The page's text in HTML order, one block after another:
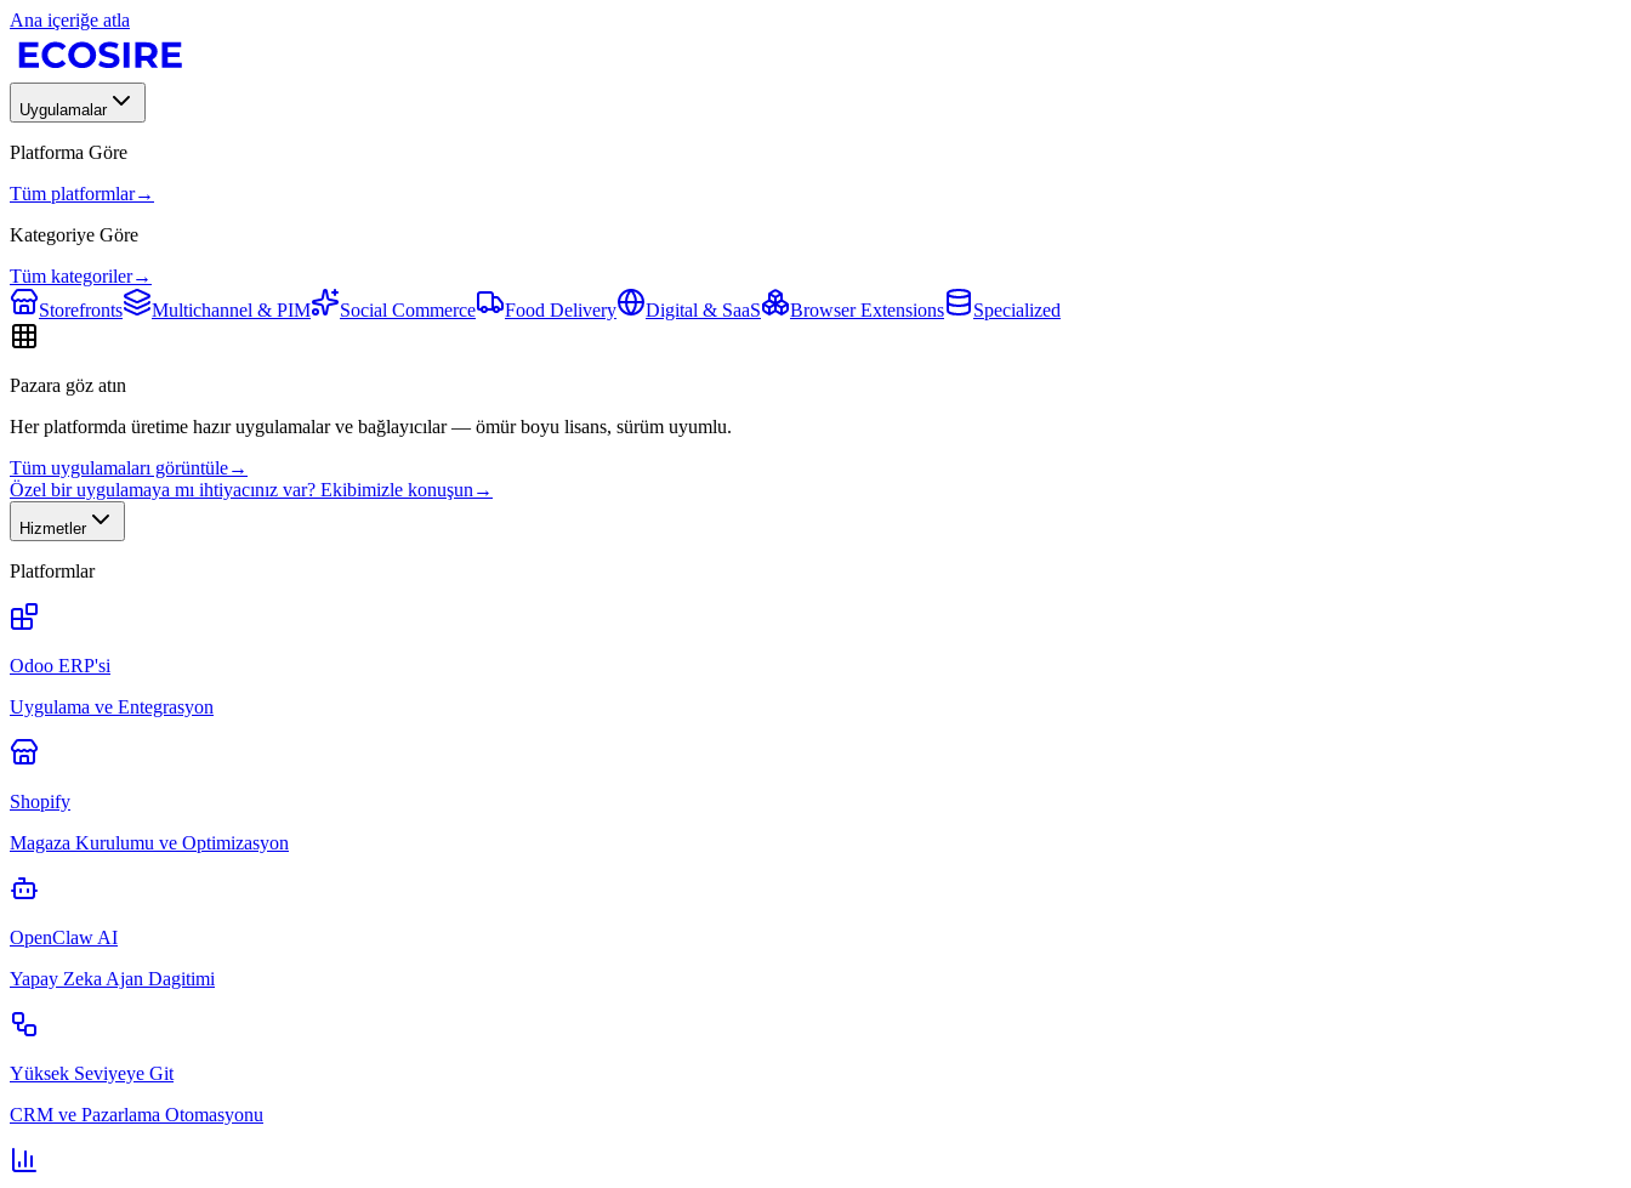
Ana içeriğe atla
Uygulamalar
Platforma Göre
Tüm platformlar→
Kategoriye Göre
Tüm kategoriler→
Storefronts
Multichannel & PIM Social Commerce Food Delivery Digital & SaaS Browser Extensions Specialized
Pazara göz atın
Her platformda üretime hazır uygulamalar ve bağlayıcılar — ömür boyu lisans, sürüm uyumlu.
Tüm uygulamaları görüntüle→
Özel bir uygulamaya mı ihtiyacınız var? Ekibimizle konuşun →
Hizmetler
Platformlar
Odoo ERP'si
Uygulama ve Entegrasyon
Shopify
Magaza Kurulumu ve Optimizasyon
OpenClaw AI
Yapay Zeka Ajan Dagitimi
Yüksek Seviyeye Git
CRM ve Pazarlama Otomasyonu